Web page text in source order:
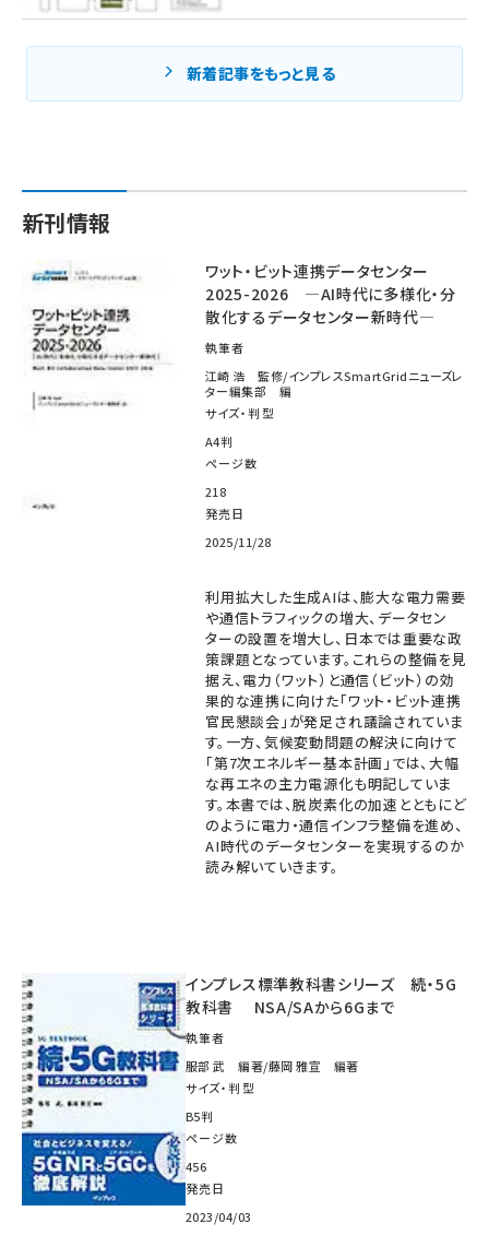
新着記事をもっと見る
新刊情報
ワット・ビット連携データセンター
2025-2026 ―AI時代に多様化・分
散化するデータセンター新時代―
執筆者
江崎 浩 監修/インプレスSmartGridニューズレ
ター編集部 編
サイズ・判型
A4判
ページ数
218
発売日
2025/11/28
利用拡大した生成AIは、膨大な電力需要
や通信トラフィックの増大、データセン
ターの設置を増大し、日本では重要な政
策課題となっています。これらの整備を見
据え、電力（ワット）と通信（ビット）の効
果的な連携に向けた「ワット・ビット連携
官民懇談会」が発足され議論されていま
す。一方、気候変動問題の解決に向けて
「第7次エネルギー基本計画」では、大幅
な再エネの主力電源化も明記していま
す。本書では、脱炭素化の加速とともにど
のように電力・通信インフラ整備を進め、
AI時代のデータセンターを実現するのか
読み解いていきます。
インプレス標準教科書シリーズ 続・5G
教科書 NSA/SAから6Gまで
執筆者
服部 武 編著/藤岡 雅宣 編著
サイズ・判型
B5判
ページ数
456
発売日
2023/04/03